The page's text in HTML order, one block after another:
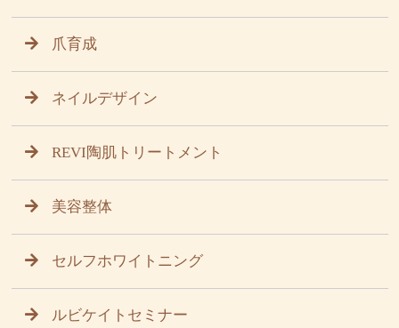
爪育成
ネイルデザイン
REVI陶肌トリートメント
美容整体
セルフホワイトニング
ルビケイトセミナー